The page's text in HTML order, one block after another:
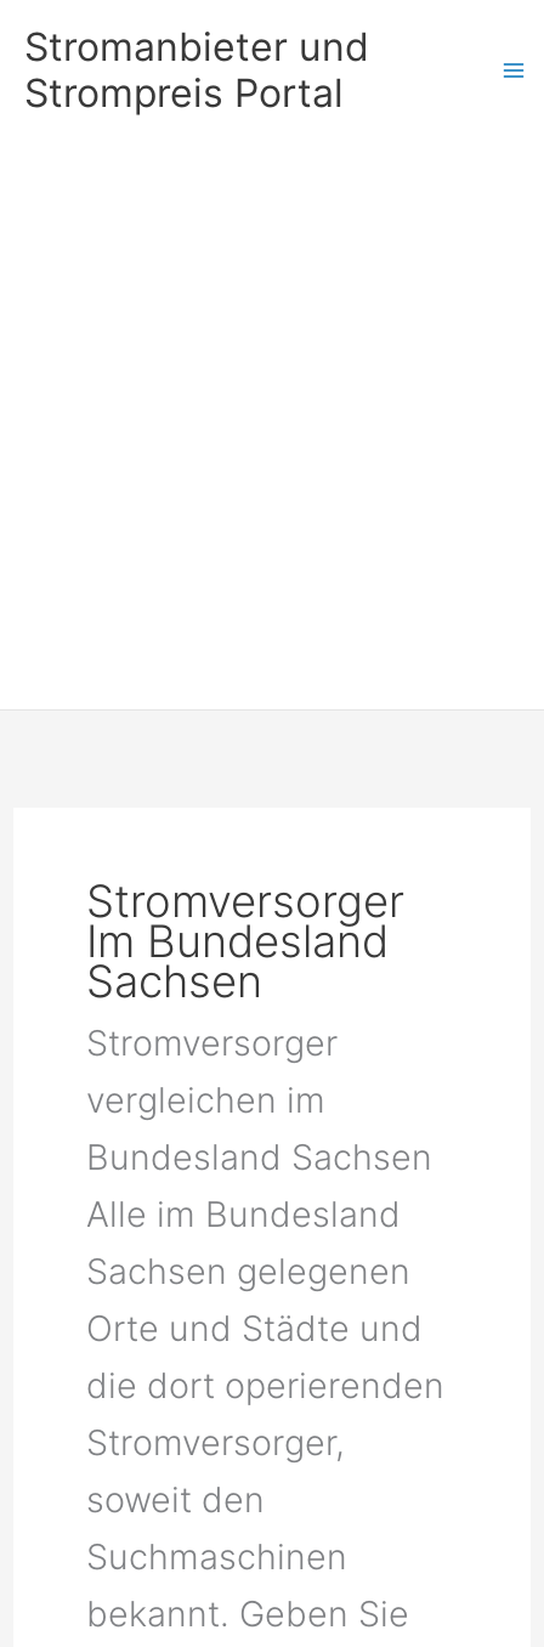
Inhalt
springen
Stromanbieter und
Strompreis Portal
Stromversorger
Im Bundesland
Sachsen
Stromversorger
vergleichen im
Bundesland Sachsen
Alle im Bundesland
Sachsen gelegenen
Orte und Städte und
die dort operierenden
Stromversorger,
soweit den
Suchmaschinen
bekannt. Geben Sie